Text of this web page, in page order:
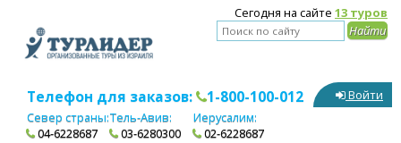
Сегодня на сайте 13 туров
Телефон для заказов: 1-800-100-012
Север страны:
04-6228687
Тель-Авив:
03-6280300
Иерусалим:
02-6228687
Войти